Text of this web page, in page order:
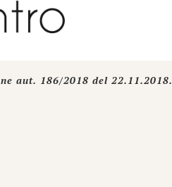
aut. 186/2018 del 22.11.2018.